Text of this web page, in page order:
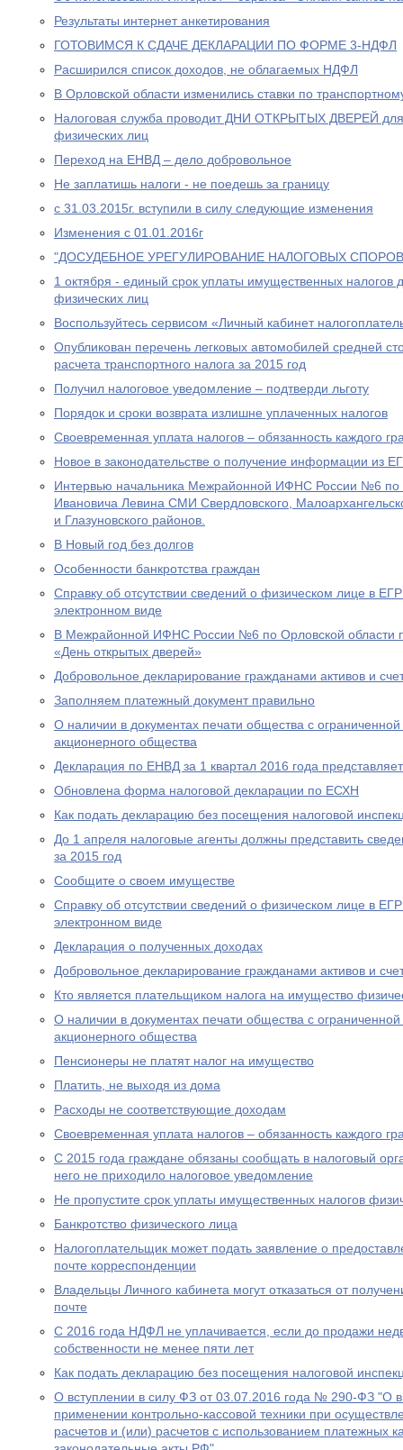
Результаты интернет анкетирования
ГОТОВИМСЯ К СДАЧЕ ДЕКЛАРАЦИИ ПО ФОРМЕ 3-НДФЛ
Расширился список доходов, не облагаемых НДФЛ
В Орловской области изменились ставки по
Налоговая служба проводит ДНИ ОТКРЫТЫХ ДВЕРЕЙ для
физических лиц
Переход на ЕНВД – дело добровольное
Не заплатишь налоги - не поедешь за границу
с 31.03.2015г. вступили в силу следующие изменения
Изменения с 01.01.2016г
"ДОСУДЕБНОЕ УРЕГУЛИРОВАНИЕ НАЛОГОВЫХ
1 октября - единый срок уплаты имущественных налогов
физических лиц
Воспользуйтесь сервисом «Личный кабинет
Опубликован перечень легковых автомобилей средней
расчета транспортного налога за 2015 год
Получил налоговое уведомление – подтверди льготу
Порядок и сроки возврата излишне уплаченных налогов
Своевременная уплата налогов – обязанность каждого
Новое в законодательстве о получение информации из
Интервью начальника Межрайонной ИФНС России №6 по
Ивановича Левина СМИ Свердловского,
и Глазуновского районов.
В Новый год без долгов
Особенности банкротства граждан
Справку об отсутствии сведений о физическом лице в
электронном виде
В Межрайонной ИФНС России №6 по Орловской области
«День открытых дверей»
Добровольное декларирование гражданами активов и
Заполняем платежный документ правильно
О наличии в документах печати общества с ограниченной
акционерного общества
Декларация по ЕНВД за 1 квартал 2016 года
Обновлена форма налоговой декларации по ЕСХН
Как подать декларацию без посещения налоговой
До 1 апреля налоговые агенты должны представить
за 2015 год
Сообщите о своем имуществе
Справку об отсутствии сведений о физическом лице в
электронном виде
Декларация о полученных доходах
Добровольное декларирование гражданами активов и
Кто является плательщиком налога на имущество
О наличии в документах печати общества с ограниченной
акционерного общества
Пенсионеры не платят налог на имущество
Платить, не выходя из дома
Расходы не соответствующие доходам
Своевременная уплата налогов – обязанность каждого
С 2015 года граждане обязаны сообщать в налоговый
него не приходило налоговое уведомление
Не пропустите срок уплаты имущественных налогов
Банкротство физического лица
Налогоплательщик может подать заявление о
почте корреспонденции
Владельцы Личного кабинета могут отказаться от
почте
С 2016 года НДФЛ не уплачивается, если до продажи
собственности не менее пяти лет
Как подать декларацию без посещения налоговой
О вступлении в силу ФЗ от 03.07.2016 года № 290-ФЗ "О
применении контрольно-кассовой техники при
расчетов и (или) расчетов с использованием платежных